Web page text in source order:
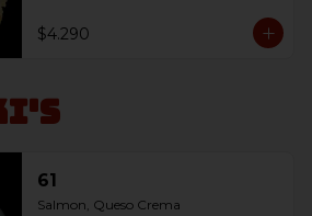
$4.290
61
Salmon, Queso Crema